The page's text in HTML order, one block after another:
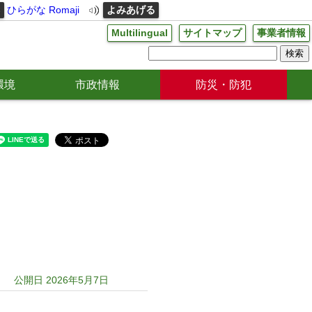
ひらがな Romaji よみあげる
Multilingual サイトマップ 事業者情報
境 市政情報 防災・防犯
公開日 2026年5月7日